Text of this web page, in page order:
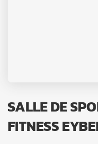
SALLE DE
FITNESS